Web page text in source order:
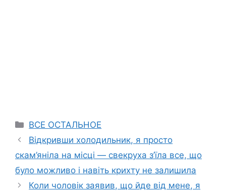
Categories
ВСЕ ОСТАЛЬНОЕ
Відкривши холодильник, я просто
скам’яніла на місці — свекруха з’їла все, що
було можливо і навіть крихту не залишила
Коли чоловік заявив, що йде від мене, я